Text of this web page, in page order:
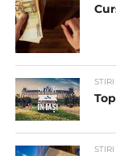
STIRI
STIRI